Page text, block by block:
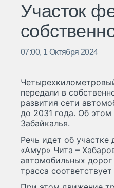
Участок
07:00, 1 Октября 2024
передали в
развития сети
до 2031 года. Об
Забайкалья.
Речь идет об
«Амур» Чита –
автомобильных дорог
трасса